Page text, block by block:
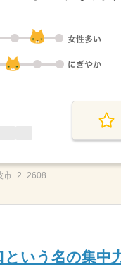
市_2_2608
という名の集中